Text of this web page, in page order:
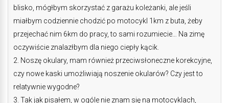
blisko, mógłbym skorzystać z garażu koleżanki, ale jeśli
miałbym codziennie chodzić po motocykl 1km z buta, żeby
przejechać nim 6km do pracy, to sami rozumiecie… Na zimę
oczywiście znalazłbym dla niego ciepły kącik.
2. Noszę okulary, mam również przeciwsłoneczne korekcyjne,
czy nowe kaski umożliwiają noszenie okularów? Czy jest to
relatywnie wygodne?
3. Tak jak pisałem, w ogóle nie znam się na motocyklach,